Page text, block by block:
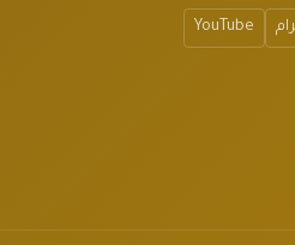
YouTube